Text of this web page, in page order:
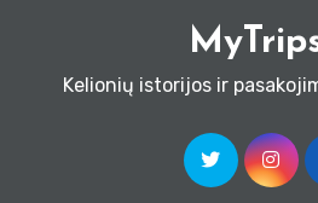
Kelionių istorijos ir